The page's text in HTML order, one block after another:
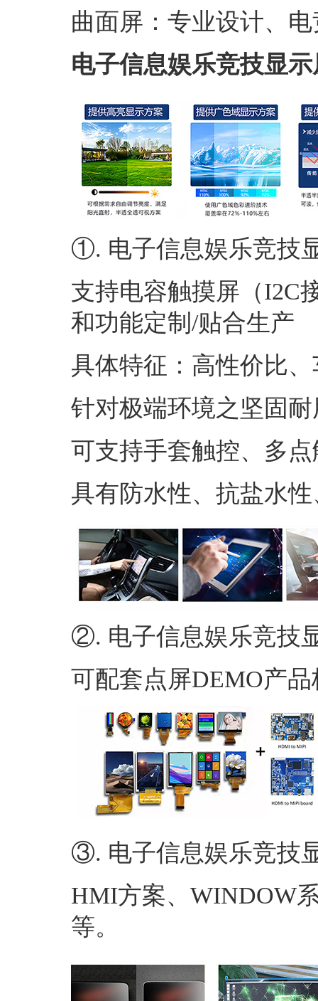
曲面屏：专业设计、
电子信息娱乐竞技显
①. 电子信息娱乐竞技
支持电容触摸屏（I2C
和功能定制/贴合生产
具体特征：高性价比
针对极端环境之坚固
可支持手套触控、多
具有防水性、抗盐水
②. 电子信息娱乐竞技
可配套点屏DEMO产
③. 电子信息娱乐竞技
HMI方案、WINDOW
等。